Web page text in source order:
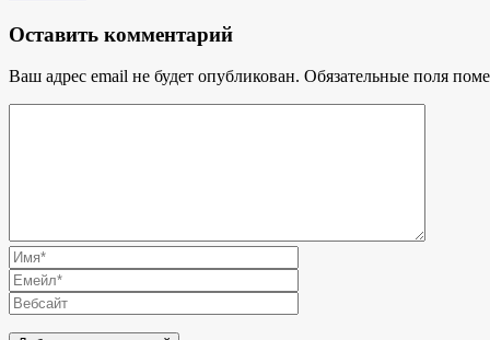
Оставить комментарий
Ваш адрес email не будет опубликован. Обязательные поля